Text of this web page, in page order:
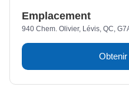
Emplacement
940 Chem. Olivier, Lévis, QC,
Obtenir